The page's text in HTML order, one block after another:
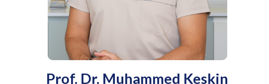
Prof. Dr. Muhammed Keskin